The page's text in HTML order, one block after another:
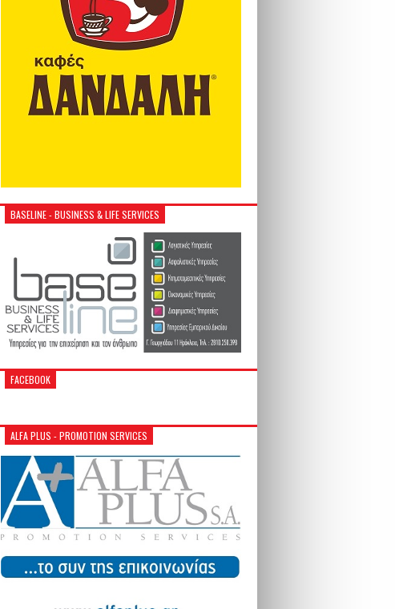
BASELINE - BUSINESS & LIFE SERVICES
FACEBOOK
ALFA PLUS - PROMOTION SERVICES